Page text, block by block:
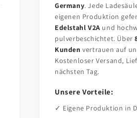
Germany. Jede
eigenen Produktion
Edelstahl V2A und
pulverbeschichtet. Über
Kunden vertrauen auf
Kostenloser Versand,
nächsten Tag.
Unsere Vorteile:
✓ Eigene Produktion in